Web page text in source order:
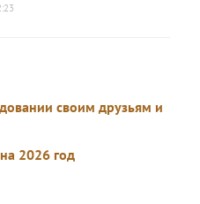
своим друзьям и
2026 год